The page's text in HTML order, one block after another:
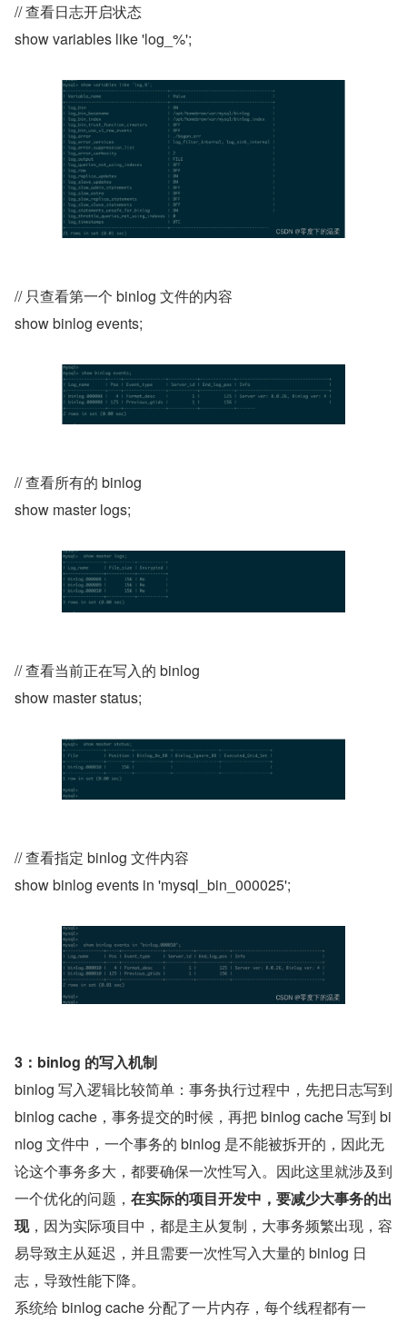
// 查看日志开启状态
show variables like 'log_%';
// 只查看第一个 binlog 文件的内容
show binlog events;
// 查看所有的 binlog
show master logs;
// 查看当前正在写入的 binlog
show master status;
// 查看指定 binlog 文件内容
show binlog events in 'mysql_bin_000025';
3：binlog 的写入机制
binlog 写入逻辑比较简单：事务执行过程中，先把日志写到
binlog cache，事务提交的时候，再把 binlog cache 写到 bi
nlog 文件中，一个事务的 binlog 是不能被拆开的，因此无
论这个事务多大，都要确保一次性写入。因此这里就涉及到
一个优化的问题， 在实际的项目开发中，要减少大事务的出
现，因为实际项目中，都是主从复制，大事务频繁出现，容
易导致主从延迟，并且需要一次性写入大量的 binlog 日
志，导致性能下降。
系统给 binlog cache 分配了一片内存，每个线程都有一